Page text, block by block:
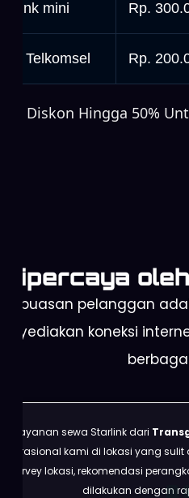
mini Rp.
Telkomsel Rp.
Diskon Hingga 50%
Dipercaya
Kepuasan pelanggan
koneksi
Layanan sewa Starlink dari
operasional kami di lokasi yang
survey lokasi, rekomendasi
dilakukan dengan